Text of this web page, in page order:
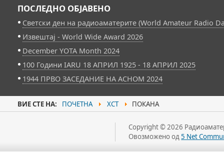
ПОСЛЕДНО ОБЈАВЕНО
Светски ден на радиоаматерите (World Amateur Radio
Извештај - World Wide Award 2026
December YOTA Month 2024
100 Години IARU 18 АПРИЛ 1925 - 18 АПРИЛ 2025
1944 ПРВО ЗАСЕДАНИЕ НА АСНОМ 2024
ВИЕ СТЕ НА: ПОЧЕТНА ХСТ ПОКАНА
Copyright © 2026
Овозможено од5 Net